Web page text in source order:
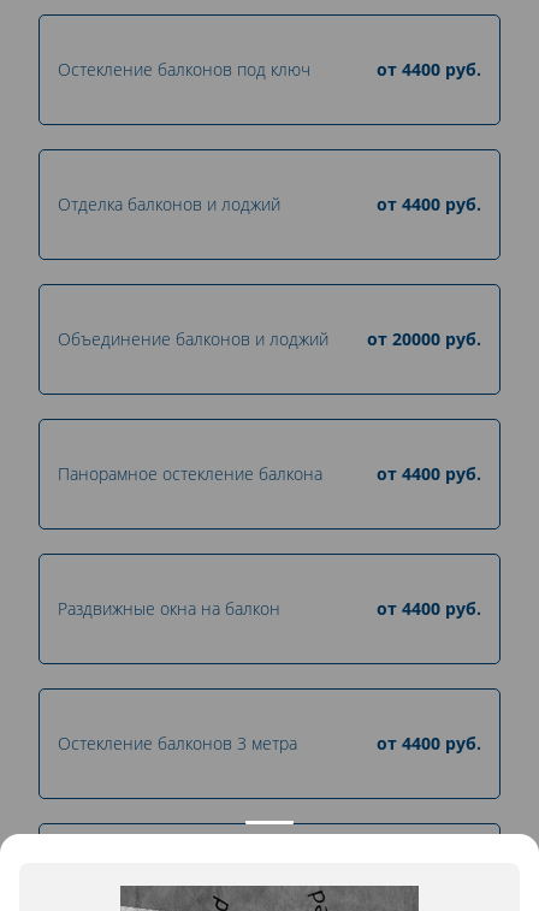
Остекление балконов под ключ от 4400 руб.
Отделка балконов и лоджий от 4400 руб.
Объединение балконов и лоджий от 20000 руб.
Панорамное остекление балкона от 4400 руб.
Раздвижные окна на балкон от 4400 руб.
Остекление балконов 3 метра от 4400 руб.